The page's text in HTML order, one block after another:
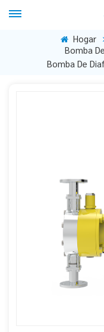
Hogar
Bomba
Bomba De